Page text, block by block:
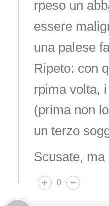
rpeso un
essere
una palese
Ripeto: con
rpima volta,
(prima non
un terzo
Scusate,
0